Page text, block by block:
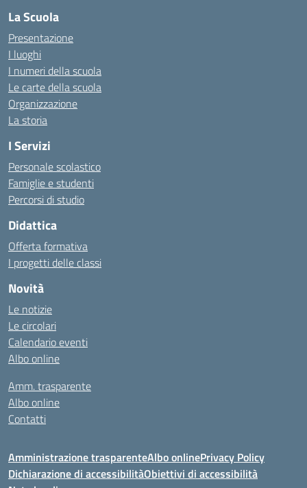
La Scuola
Presentazione
I luoghi
I numeri della scuola
Le carte della scuola
Organizzazione
La storia
I Servizi
Personale scolastico
Famiglie e studenti
Percorsi di studio
Didattica
Offerta formativa
I progetti delle classi
Novità
Le notizie
Le circolari
Calendario eventi
Albo online
Amm. trasparente
Albo online
Contatti
Amministrazione trasparenteAlbo onlinePrivacy Policy
Dichiarazione di accessibilitàObiettivi di accessibilità